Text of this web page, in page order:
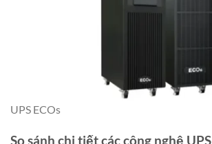
UPS ECOs
So sánh chi tiết các công nghệ UPS